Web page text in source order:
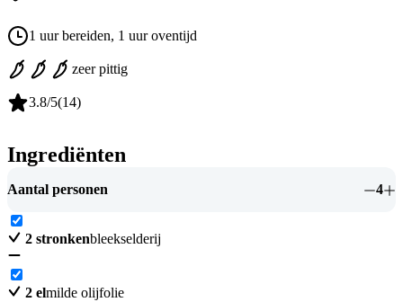
1 uur bereiden, 1 uur oventijd
zeer pittig
3.8/5(14)
Ingrediënten
Aantal personen 4
2 stronkenbleekselderij
2 elmilde olijfolie